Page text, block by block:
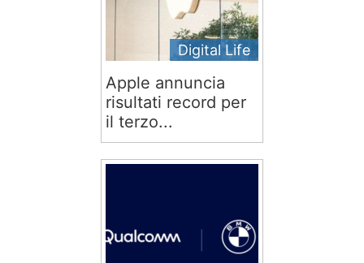
Digital Life
Apple annuncia
risultati record per
il terzo...